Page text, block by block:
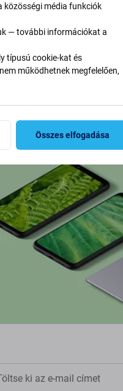
közösségi média funkciók
— további információkat a
típusú cookie-kat és
működhetnek megfelelően,
Összes elfogadása